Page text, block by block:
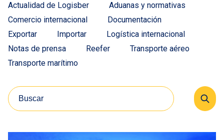
Actualidad de Logisber
Aduanas y normativas
Comercio internacional
Documentación
Exportar
Importar
Logística internacional
Notas de prensa
Reefer
Transporte aéreo
Transporte marítimo